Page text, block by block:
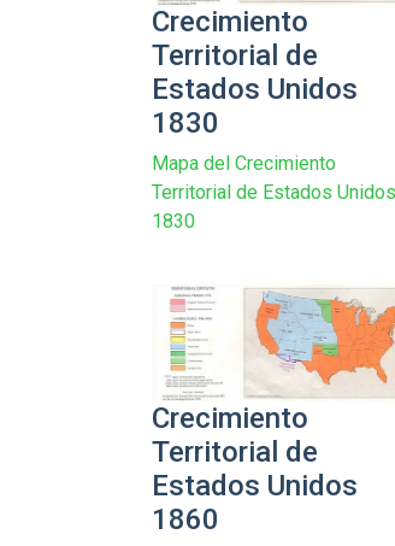
Crecimiento
Territorial de
Estados Unidos
1830
Mapa del Crecimiento
Territorial de Estados Unidos
1830
Crecimiento
Territorial de
Estados Unidos
1860